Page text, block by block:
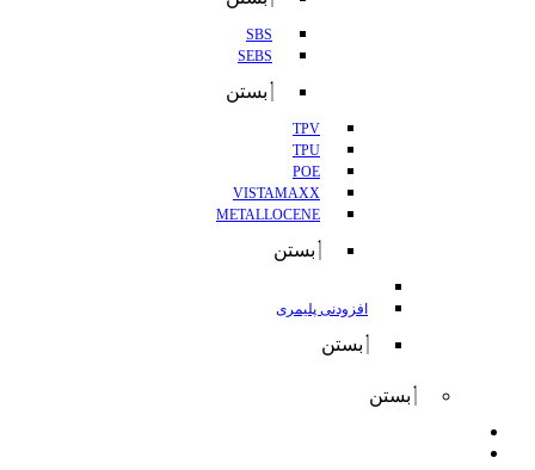
SBS
SEBS
بستن
TPV
TPU
POE
VISTAMAXX
METALLOCENE
بستن
افزودنی پلیمری
بستن
بستن